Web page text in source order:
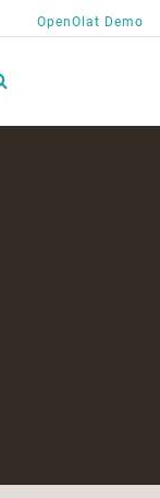
OpenOlat Demo